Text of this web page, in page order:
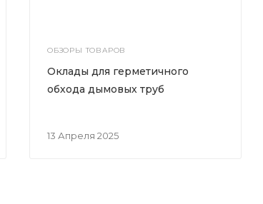
ОБЗОРЫ ТОВАРОВ
13 Апреля 2025
Оклады для герметичного
обхода дымовых труб